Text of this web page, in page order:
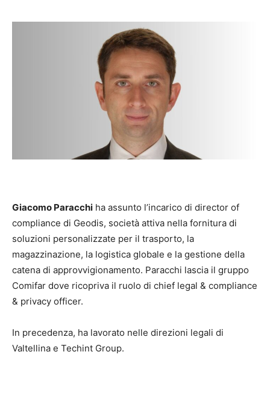
Giacomo Paracchi ha assunto l’incarico di director of
compliance di Geodis, società attiva nella fornitura di
soluzioni personalizzate per il trasporto, la
magazzinazione, la logistica globale e la gestione della
catena di approvvigionamento. Paracchi lascia il gruppo
Comifar dove ricopriva il ruolo di chief legal & compliance
& privacy officer.
In precedenza, ha lavorato nelle direzioni legali di
Valtellina e Techint Group.